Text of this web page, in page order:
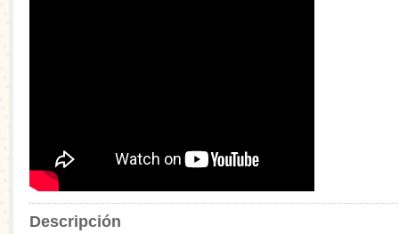
Descripción